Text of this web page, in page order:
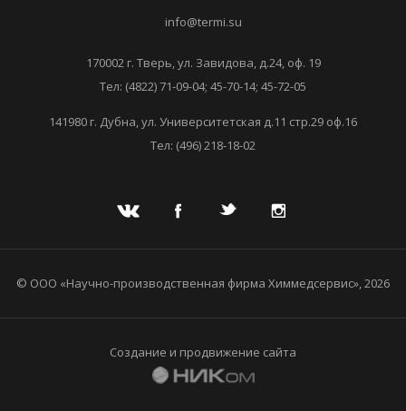
info@termi.su
170002 г. Тверь, ул. Завидова, д.24, оф. 19
Тел: (4822) 71-09-04; 45-70-14; 45-72-05
141980 г. Дубна, ул. Университетская д.11 стр.29 оф.16
Тел: (496) 218-18-02
© ООО «Научно-производственная фирма Химмедсервис», 2026
Создание и продвижение сайта